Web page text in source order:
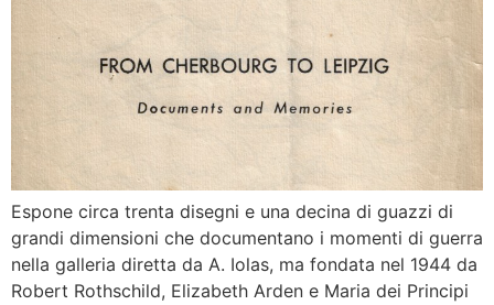
Espone circa trenta disegni e una decina di guazzi di
grandi dimensioni che documentano i momenti di guerra
nella galleria diretta da A. Iolas, ma fondata nel 1944 da
Robert Rothschild, Elizabeth Arden e Maria dei Principi